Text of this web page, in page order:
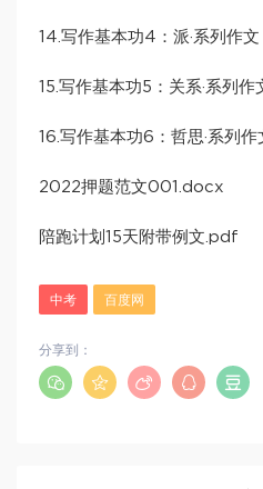
14.写作基本功4：派·系列作
15.写作基本功5：关系·系列
16.写作基本功6：哲思·系列
2022押题范文001.docx
陪跑计划15天附带例文.pdf
中考 百度网
分享到：